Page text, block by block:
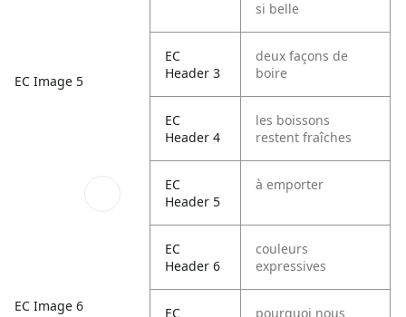
EC Image 5
EC Image 6
si belle
EC
Header 3
deux façons de
boire
EC
Header 4
les boissons
restent fraîches
EC
Header 5
à emporter
EC
Header 6
couleurs
expressives
EC
pourquoi nous